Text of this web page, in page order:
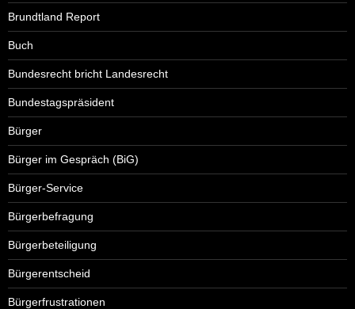
Brundtland Report
Buch
Bundesrecht bricht Landesrecht
Bundestagspräsident
Bürger
Bürger im Gespräch (BiG)
Bürger-Service
Bürgerbefragung
Bürgerbeteiligung
Bürgerentscheid
Bürgerfrustrationen